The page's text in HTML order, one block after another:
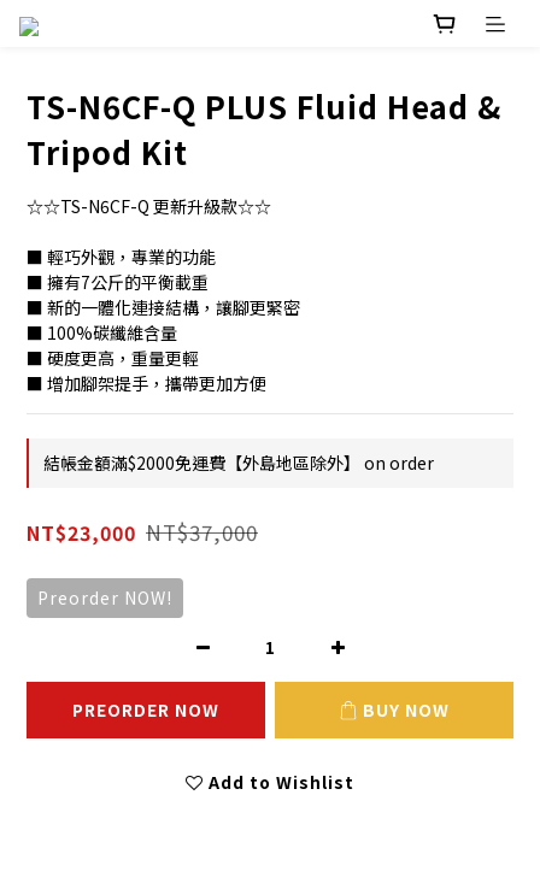
TS-N6CF-Q PLUS Fluid Head &
Tripod Kit
☆☆TS-N6CF-Q 更新升級款☆☆
■ 輕巧外觀，專業的功能
■ 擁有7公斤的平衡載重
■ 新的一體化連接結構，讓腳更緊密
■ 100%碳纖維含量
■ 硬度更高，重量更輕
■ 增加腳架提手，攜帶更加方便
結帳金額滿$2000免運費【外島地區除外】 on order
NT$23,000 NT$37,000
Preorder NOW!
PREORDER NOW BUY NOW
Add to Wishlist